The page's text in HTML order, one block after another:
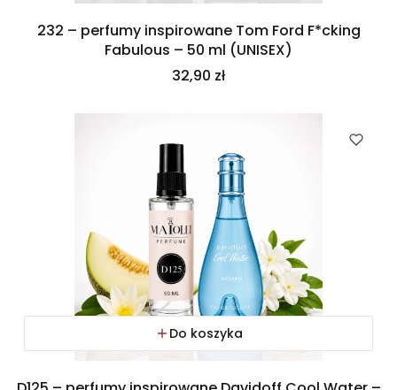
232 – perfumy inspirowane Tom Ford F*cking
Fabulous – 50 ml (UNISEX)
Cena
32,90 zł
Do koszyka